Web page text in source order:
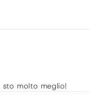
sto molto meglio!